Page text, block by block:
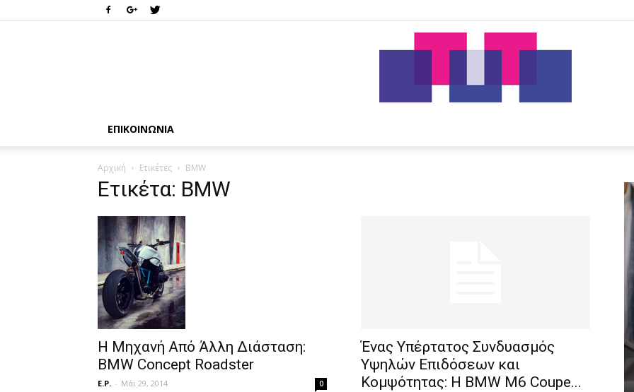
ΕΠΙΚΟΙΝΩΝΊΑ
Αρχική Ετικέτες BMW
Ετικέτα: BMW
Η Μηχανή Από Άλλη Διάσταση:
BMW Concept Roadster
E.P. - Μάι 29, 2014 0
Ένας Υπέρτατος Συνδυασμός
Υψηλών Επιδόσεων και
Κομψότητας: H ΒΜW M6 Coupe...